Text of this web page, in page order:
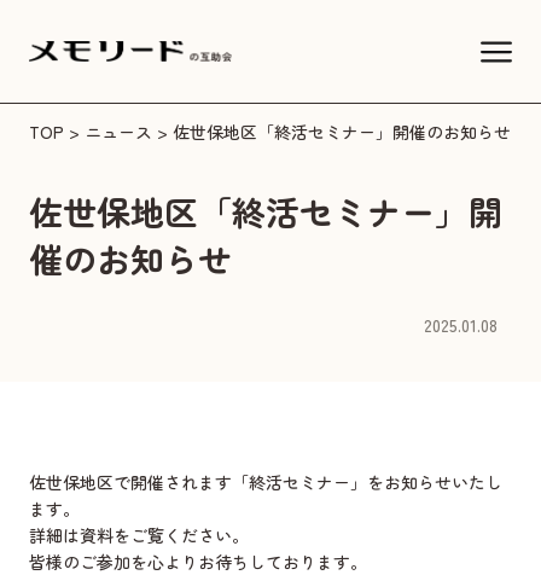
TOP > ニュース > 佐世保地区「終活セミナー」開催のお知らせ
佐世保地区「終活セミナー」開
催のお知らせ
2025.01.08
佐世保地区で開催されます「終活セミナー」をお知らせいたし
ます。
詳細は資料をご覧ください。
皆様のご参加を心よりお待ちしております。